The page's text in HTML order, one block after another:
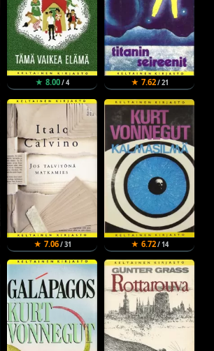
★ 8.00/ 4 ★ 7.62/ 21
★ 7.06/ 31 ★ 6.72/ 14